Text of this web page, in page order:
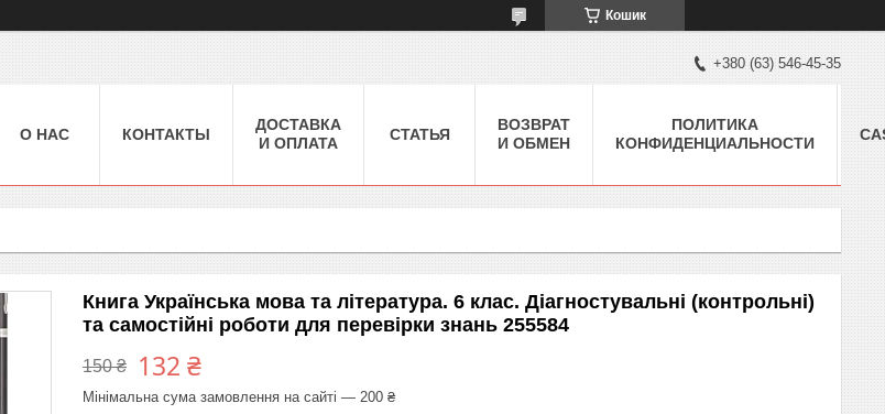
Кошик
+380 (63) 546-45-35
О НАС КОНТАКТЫ
ДОСТАВКА
И ОПЛАТА
СТАТЬЯ
ВОЗВРАТ
И ОБМЕН
ПОЛИТИКА
КОНФИДЕНЦИАЛЬНОСТИ
Книга Українська мова та література. 6 клас. Діагностувальні (контрольні)
та самостійні роботи для перевірки знань 255584
150 ₴ 132 ₴
Мінімальна сума замовлення на сайті — 200 ₴